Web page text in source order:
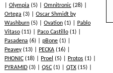
Olympia (5) Omnitronic (28)
Ortega (3)
Oscar Shmidt by
Washburn (5) Ovation (1)
Pablo
Vitaso (11) Paco Castillo (1)
Pasadena (6) pBone (1)
Peavey(13) PECKA (16)
PHONIC (18) Proel (5) Protos (1)
PYRAMID (3) QSC (1) QTX (15)